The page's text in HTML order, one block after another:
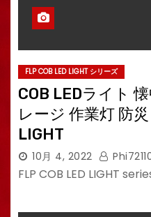
FLP COB LED LIGHT シリーズ
COB LEDライト
レージ 作業灯 防
LIGHT
10月 4, 2022
FLP COB LED LIGHT